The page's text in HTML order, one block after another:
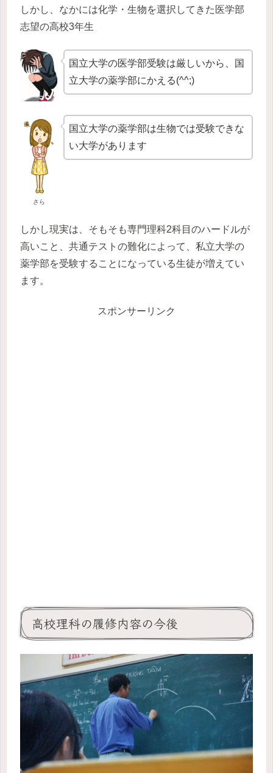
しかし、なかには化学・生物を選択してきた医学部
志望の高校3年生
国立大学の医学部受験は厳しいから、国
立大学の薬学部にかえる(^^;)
さら
国立大学の薬学部は生物では受験できな
い大学があります
しかし現実は、そもそも専門理科2科目のハードルが
高いこと、共通テストの難化によって、私立大学の
薬学部を受験することになっている生徒が増えてい
ます。
スポンサーリンク
高校理科の履修内容の今後